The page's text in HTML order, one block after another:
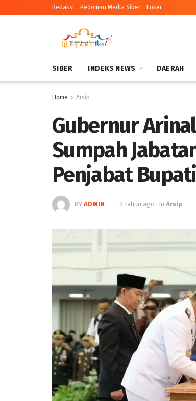
Redaksi Pedoman Media Siber Loker
SIBER INDEKS NEWS DAERAH
Home Arsip
Gubernur
Sumpah
Penjabat
BY ADMIN 2 tahun ago in Arsip